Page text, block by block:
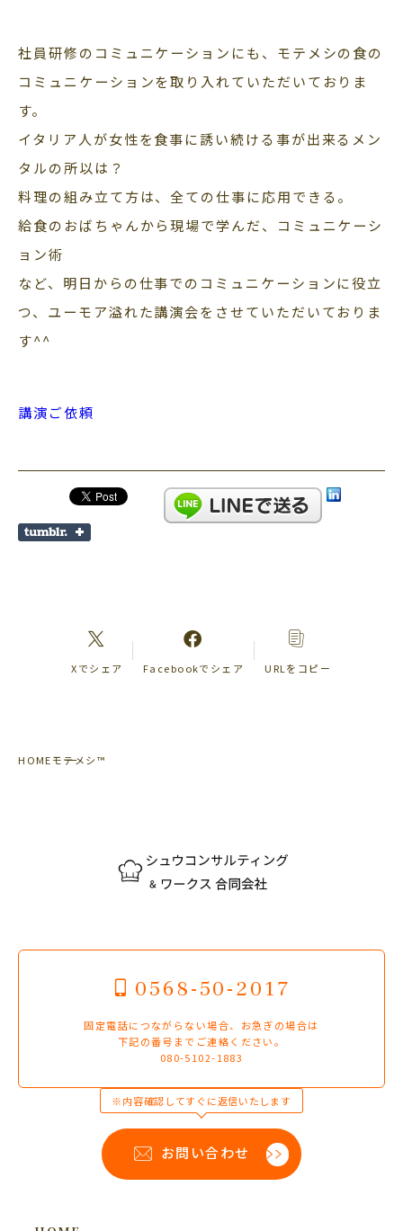
社員研修のコミュニケーションにも、モテメシの食の
コミュニケーションを取り入れていただいておりま
す。
イタリア人が女性を食事に誘い続ける事が出来るメン
タルの所以は？
料理の組み立て方は、全ての仕事に応用できる。
給食のおばちゃんから現場で学んだ、コミュニケーシ
ョン術
など、明日からの仕事でのコミュニケーションに役立
つ、ユーモア溢れた講演会をさせていただいておりま
す^^
講演ご依頼
Xでシェア Facebookでシェア URLをコピー
HOMEモテメシ™
0568-50-2017
固定電話につながらない場合、お急ぎの場合は
下記の番号までご連絡ください。
080-5102-1883
※内容確認してすぐに返信いたします
お問い合わせ